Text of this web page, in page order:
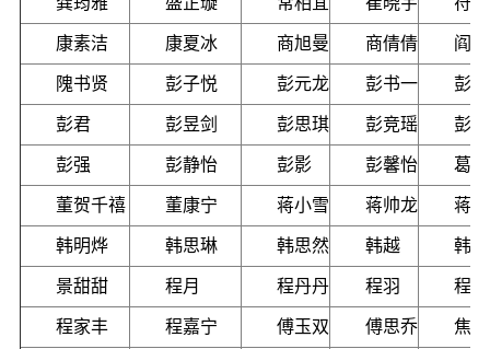
康素洁 康夏冰 商旭曼 商倩倩 阎
隗书贤 彭子悦 彭元龙 彭书一 彭
彭君 彭昱剑 彭思琪 彭竞瑶 彭
彭强 彭静怡 彭影 彭馨怡 葛
董贺千禧 董康宁 蒋小雪 蒋帅龙 蒋
韩明烨 韩思琳 韩思然 韩越 韩韵
景甜甜 程月 程丹丹 程羽 程
程家丰 程嘉宁 傅玉双 傅思乔 焦